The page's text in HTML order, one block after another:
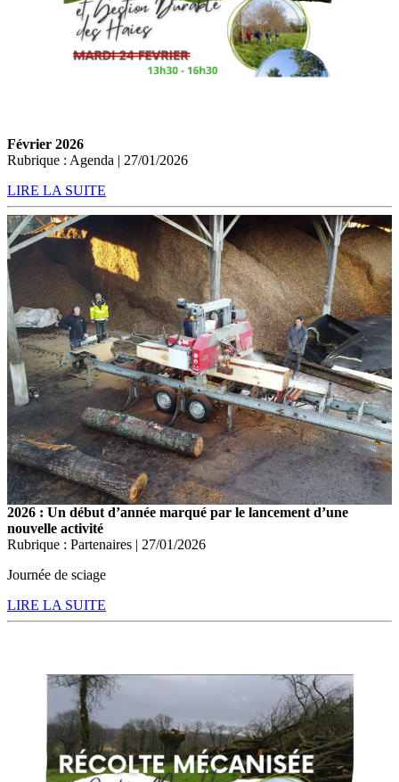
Février 2026
Rubrique : Agenda | 27/01/2026
LIRE LA SUITE
2026 : Un début d’année marqué par le lancement d’une
nouvelle activité
Rubrique : Partenaires | 27/01/2026
Journée de sciage
LIRE LA SUITE